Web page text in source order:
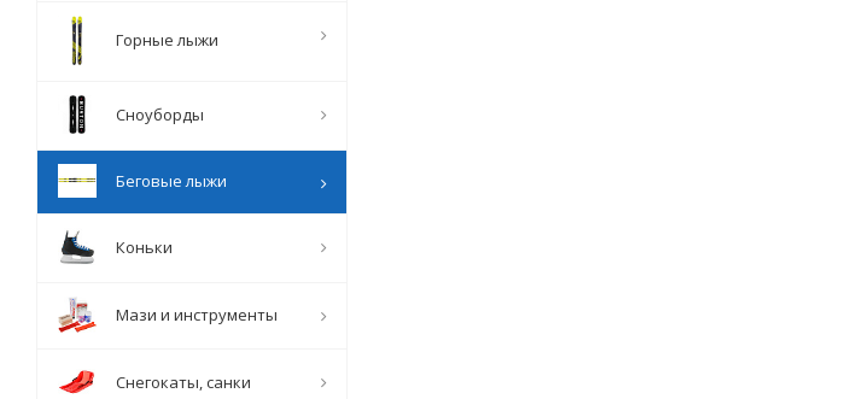
Горные лыжи
Сноуборды
Беговые лыжи
Коньки
Мази и инструменты
Снегокаты, санки